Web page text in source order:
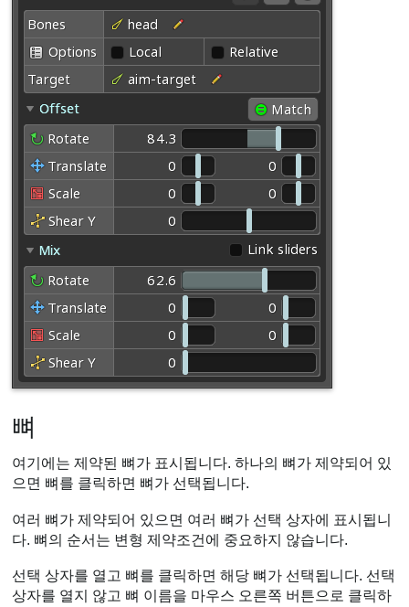
뼈
여기에는 제약된 뼈가 표시됩니다. 하나의 뼈가 제약되어 있
으면 뼈를 클릭하면 뼈가 선택됩니다.
여러 뼈가 제약되어 있으면 여러 뼈가 선택 상자에 표시됩니
다. 뼈의 순서는 변형 제약조건에 중요하지 않습니다.
선택 상자를 열고 뼈를 클릭하면 해당 뼈가 선택됩니다. 선택
상자를 열지 않고 뼈 이름을 마우스 오른쪽 버튼으로 클릭하